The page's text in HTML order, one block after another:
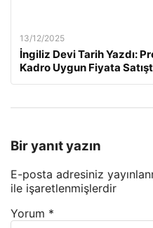
13/12/2025
İngiliz Devi Tarih Yazdı:
Kadro Uygun Fiyata
Bir yanıt yazın
E-posta adresiniz
ile işaretlenmişlerdir
Yorum *